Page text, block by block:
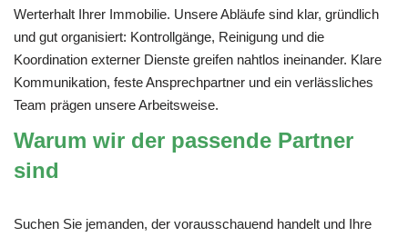
Werterhalt Ihrer Immobilie. Unsere Abläufe sind klar, gründlich
und gut organisiert: Kontrollgänge, Reinigung und die
Koordination externer Dienste greifen nahtlos ineinander. Klare
Kommunikation, feste Ansprechpartner und ein verlässliches
Team prägen unsere Arbeitsweise.
Warum wir der passende Partner
sind
Suchen Sie jemanden, der vorausschauend handelt und Ihre